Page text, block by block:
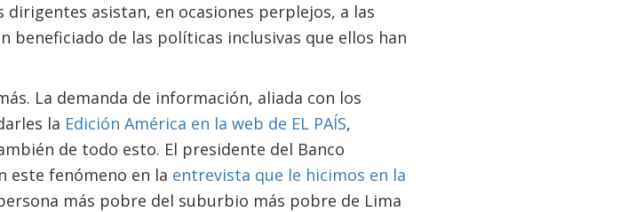
dirigentes asistan, en ocasiones perplejos, a las
beneficiado de las políticas inclusivas que ellos han
La demanda de información, aliada con los
la Edición América en la web de EL PAÍS,
de todo esto. El presidente del Banco
este fenómeno en la entrevista que le hicimos en la
más pobre del suburbio más pobre de Lima